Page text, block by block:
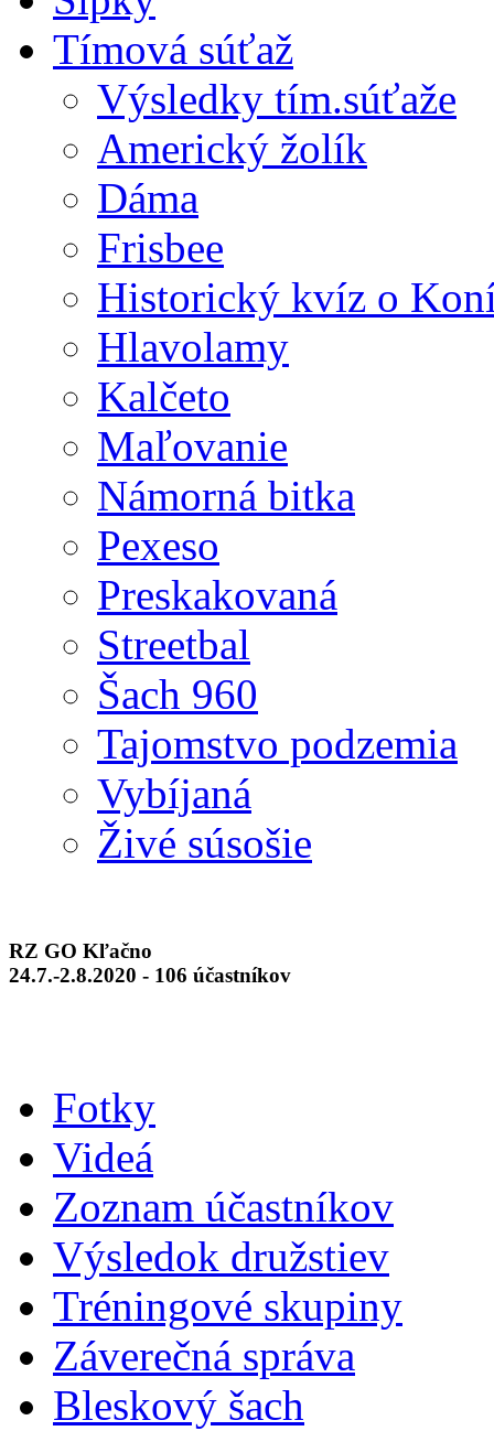
Tímová súťaž
Výsledky tím.súťaže
Americký žolík
Dáma
Frisbee
Historický kvíz o
Hlavolamy
Kalčeto
Maľovanie
Námorná bitka
Pexeso
Preskakovaná
Streetbal
Šach 960
Tajomstvo podzemia
Vybíjaná
Živé súsošie
RZ GO Kľačno
24.7.-2.8.2020 - 106 účastníkov
Fotky
Videá
Zoznam účastníkov
Výsledok družstiev
Tréningové skupiny
Záverečná správa
Bleskový šach